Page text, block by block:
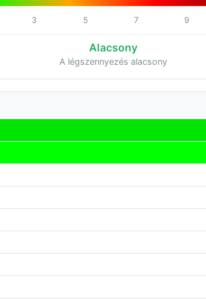
3 5 7 9
Alacsony
A légszennyezés alacsony